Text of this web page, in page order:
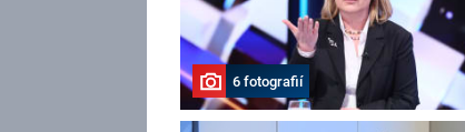
6 fotografií